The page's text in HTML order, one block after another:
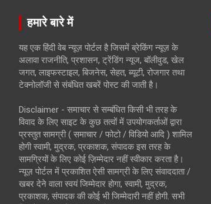
हमारे बारे में
यह एक हिंदी वेब न्यूज़ पोर्टल है जिसमें ब्रेकिंग न्यूज़ के
अलावा राजनीति, प्रशासन, ट्रेंडिंग न्यूज, बॉलीवुड, खेल
जगत, लाइफस्टाइल, बिजनेस, सेहत, ब्यूटी, रोजगार तथा
टेक्नोलॉजी से संबंधित खबरें पोस्ट की जाती है।
Disclaimer - समाचार से सम्बंधित किसी भी तरह के
विवाद के लिए साइट के कुछ तत्वों में उपयोगकर्ताओं द्वारा
प्रस्तुत सामग्री ( समाचार / फोटो / विडियो आदि ) शामिल
होगी स्वामी, मुद्रक, प्रकाशक, संपादक इस तरह के
सामग्रियों के लिए कोई ज़िम्मेदार नहीं स्वीकार करता है।
न्यूज़ पोर्टल में प्रकाशित ऐसी सामग्री के लिए संवाददाता /
खबर देने वाला स्वयं जिम्मेदार होगा, स्वामी, मुद्रक,
प्रकाशक, संपादक की कोई भी जिम्मेदारी नहीं होगी. सभी